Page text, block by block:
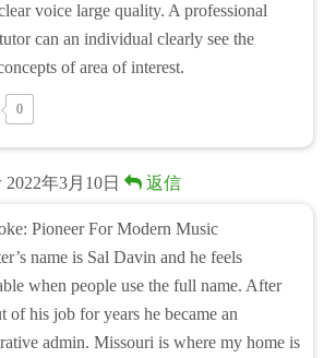
voice large quality. A professional
can an individual clearly see the
of area of interest.
0
2022年3月10日 返信
Pioneer For Modern Music
name is Sal Davin and he feels
when people use the full name. After
of his job for years he became an
admin. Missouri is where my home is